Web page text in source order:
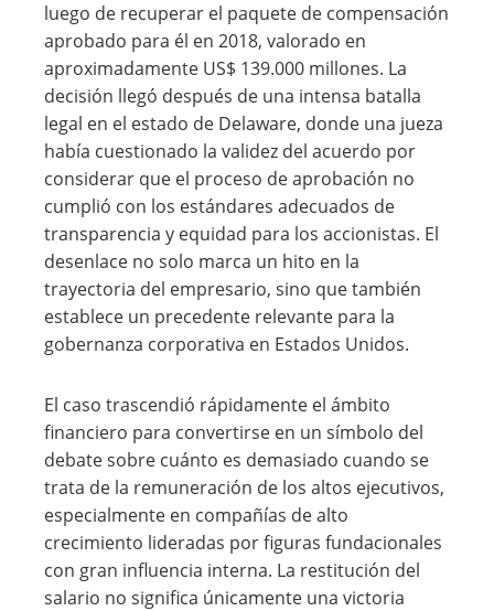
luego de recuperar el paquete de compensación
aprobado para él en 2018, valorado en
aproximadamente US$ 139.000 millones. La
decisión llegó después de una intensa batalla
legal en el estado de Delaware, donde una jueza
había cuestionado la validez del acuerdo por
considerar que el proceso de aprobación no
cumplió con los estándares adecuados de
transparencia y equidad para los accionistas. El
desenlace no solo marca un hito en la
trayectoria del empresario, sino que también
establece un precedente relevante para la
gobernanza corporativa en Estados Unidos.
El caso trascendió rápidamente el ámbito
financiero para convertirse en un símbolo del
debate sobre cuánto es demasiado cuando se
trata de la remuneración de los altos ejecutivos,
especialmente en compañías de alto
crecimiento lideradas por figuras fundacionales
con gran influencia interna. La restitución del
salario no significa únicamente una victoria